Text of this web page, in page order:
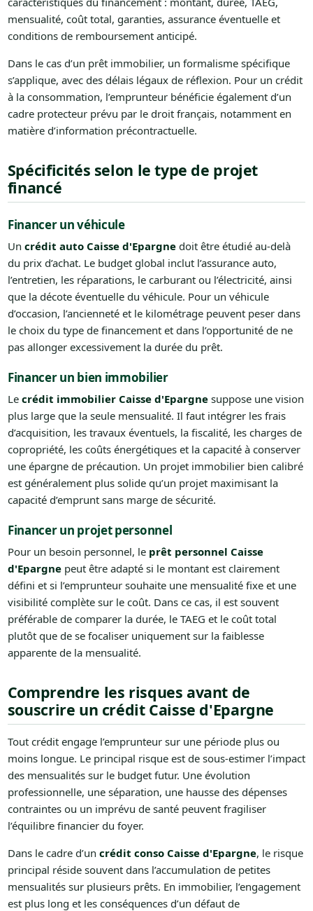
mensualité, coût total, garanties, assurance éventuelle et
conditions de remboursement anticipé.
Dans le cas d’un prêt immobilier, un formalisme spécifique
s’applique, avec des délais légaux de réflexion. Pour un crédit
à la consommation, l’emprunteur bénéficie également d’un
cadre protecteur prévu par le droit français, notamment en
matière d’information précontractuelle.
Spécificités selon le type de projet
financé
Financer un véhicule
Un crédit auto Caisse d'Epargnedoit être étudié au-delà
du prix d’achat. Le budget global inclut l’assurance auto,
l’entretien, les réparations, le carburant ou l’électricité, ainsi
que la décote éventuelle du véhicule. Pour un véhicule
d’occasion, l’ancienneté et le kilométrage peuvent peser dans
le choix du type de financement et dans l’opportunité de ne
pas allonger excessivement la durée du prêt.
Financer un bien immobilier
Le crédit immobilier Caisse d'Epargnesuppose une vision
plus large que la seule mensualité. Il faut intégrer les frais
d’acquisition, les travaux éventuels, la fiscalité, les charges de
copropriété, les coûts énergétiques et la capacité à conserver
une épargne de précaution. Un projet immobilier bien calibré
est généralement plus solide qu’un projet maximisant la
capacité d’emprunt sans marge de sécurité.
Financer un projet personnel
Pour un besoin personnel, le prêt personnel Caisse
d'Epargnepeut être adapté si le montant est clairement
défini et si l’emprunteur souhaite une mensualité fixe et une
visibilité complète sur le coût. Dans ce cas, il est souvent
préférable de comparer la durée, le TAEG et le coût total
plutôt que de se focaliser uniquement sur la faiblesse
apparente de la mensualité.
Comprendre les risques avant de
souscrire un crédit Caisse d'Epargne
Tout crédit engage l’emprunteur sur une période plus ou
moins longue. Le principal risque est de sous-estimer l’impact
des mensualités sur le budget futur. Une évolution
professionnelle, une séparation, une hausse des dépenses
contraintes ou un imprévu de santé peuvent fragiliser
l’équilibre financier du foyer.
Dans le cadre d’un crédit conso Caisse d'Epargne, le risque
principal réside souvent dans l’accumulation de petites
mensualités sur plusieurs prêts. En immobilier, l’engagement
est plus long et les conséquences d’un défaut de